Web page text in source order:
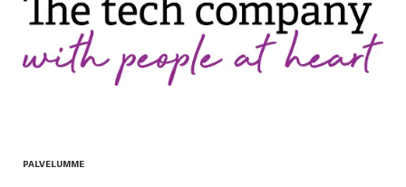
PALVELUMME